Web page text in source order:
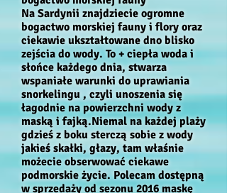
Na Sardynii znajdziecie ogromne
bogactwo morskiej fauny i flory oraz
ciekawie ukształtowane dno blisko
zejścia do wody. To + ciepła woda i
słońce każdego dnia, stwarza
wspaniałe warunki do uprawiania
snorkelingu , czyli unoszenia się
łagodnie na powierzchni wody z
maską i fajką.Niemal na każdej plaży
gdzieś z boku sterczą sobie z wody
jakieś skałki, głazy, tam właśnie
możecie obserwować ciekawe
podmorskie życie. Polecam dostępną
w sprzedaży od sezonu 2016 maskę